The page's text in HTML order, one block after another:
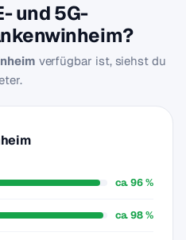
und 5G-
verfügbar ist, siehst du
ca. 96 %
ca. 98 %